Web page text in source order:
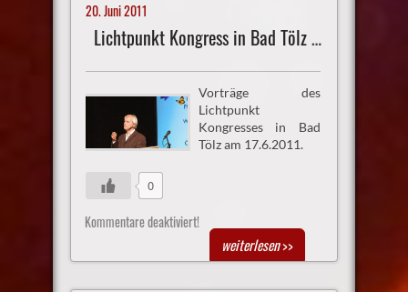
20. Juni 2011
Lichtpunkt Kongress in Bad Tölz Vortrag 4
Vorträge des
Lichtpunkt
Kongresses in Bad
Tölz am 17.6.2011.
0
Kommentare deaktiviert!
weiterlesen>>